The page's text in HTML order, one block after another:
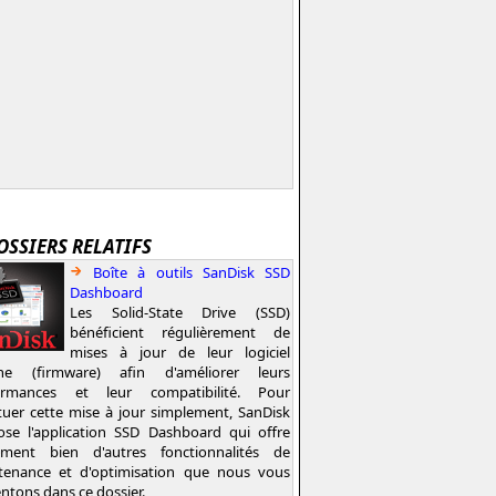
RELATIFS
Boîte à outils SanDisk SSD
Dashboard
Les Solid-State Drive (SSD)
bénéficient régulièrement de
mises à jour de leur logiciel
(firmware) afin d'améliorer leurs
et leur compatibilité. Pour
cette mise à jour simplement, SanDisk
l'application SSD Dashboard qui offre
bien d'autres fonctionnalités de
et d'optimisation que nous vous
dans ce dossier.